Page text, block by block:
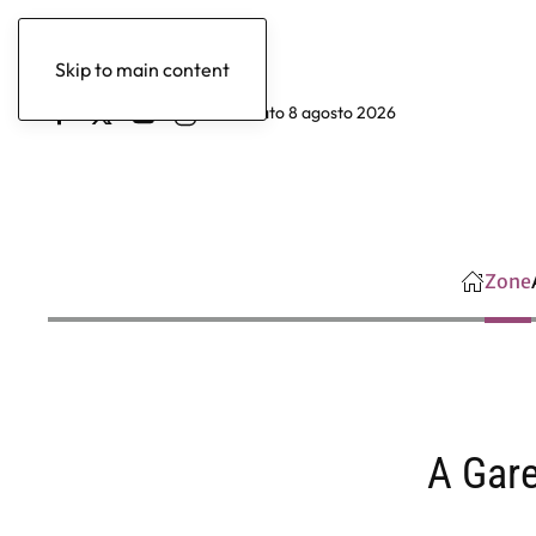
Skip to main content
sabato 8 agosto 2026
Zone
A